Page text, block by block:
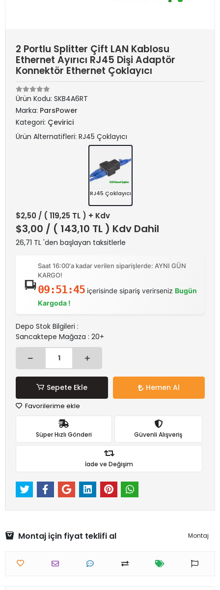
2 Portlu Splitter Çift LAN Kablosu
Ethernet Ayırıcı RJ45 Dişi Adaptör
Konnektör Ethernet Çoklayıcı
Ürün Kodu: SKB4A6RT
Marka: ParsPower
Kategori: Çevirici
Ürün Alternatifleri: RJ45 Çoklayıcı
RJ45 Çoklayıcı
$2,50 / ( 119,25 TL ) + Kdv
$3,00 / ( 143,10 TL ) Kdv Dahil
26,71 TL 'den başlayan taksitlerle
Saat 16:00'a kadar verilen siparişlerde: AYNI GÜN
KARGO!
09:51:45içerisinde sipariş verirseniz Bugün
Kargoda !
Depo Stok Bilgileri :
Sancaktepe Mağaza : 20+
Sepete Ekle Hemen Al
Favorilerime ekle
Süper Hızlı Gönderi Güvenli Alışveriş
İade ve Değişim
Montaj için fiyat teklifi al Montaj